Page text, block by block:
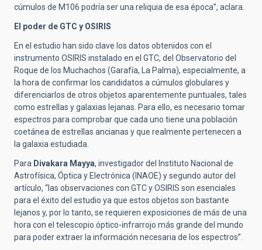
cúmulos de M106 podría ser una reliquia de esa época”, aclara.
El poder de GTC y OSIRIS
En el estudio han sido clave los datos obtenidos con el
instrumento OSIRIS instalado en el GTC, del Observatorio del
Roque de los Muchachos (Garafía, La Palma), especialmente, a
la hora de confirmar los candidatos a cúmulos globulares y
diferenciarlos de otros objetos aparentemente puntuales, tales
como estrellas y galaxias lejanas. Para ello, es necesario tomar
espectros para comprobar que cada uno tiene una población
coetánea de estrellas ancianas y que realmente pertenecen a
la galaxia estudiada.
Para Divakara Mayya, investigador del Instituto Nacional de
Astrofísica, Óptica y Electrónica (INAOE) y segundo autor del
artículo, “las observaciones con GTC y OSIRIS son esenciales
para el éxito del estudio ya que estos objetos son bastante
lejanos y, por lo tanto, se requieren exposiciones de más de una
hora con el telescopio óptico-infrarrojo más grande del mundo
para poder extraer la información necesaria de los espectros”.